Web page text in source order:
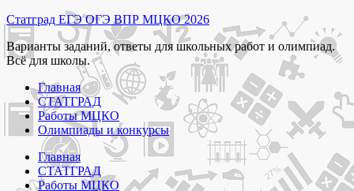
Перейти
к
содержимому
Статград ЕГЭ ОГЭ ВПР МЦКО 2026
Варианты заданий, ответы для школьных работ и олимпиад.
Всё для школы.
Главная
СТАТГРАД
Работы МЦКО
Олимпиады и конкурсы
Главная
СТАТГРАД
Работы МЦКО